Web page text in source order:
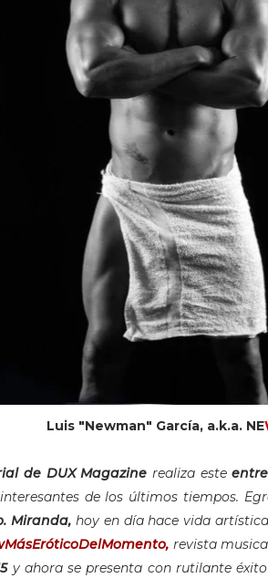
Luis "Newman" García, a.k.a. NE
de DUX Magazine realiza este
de los últimos tiempos.
Miranda, hoy en día hace vida
revista
y ahora se presenta con rutilante